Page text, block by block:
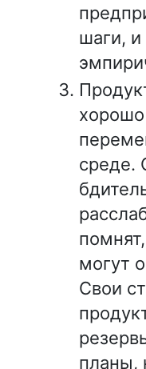
шаги,
хорошо
среде.
могут
Свои
планы,